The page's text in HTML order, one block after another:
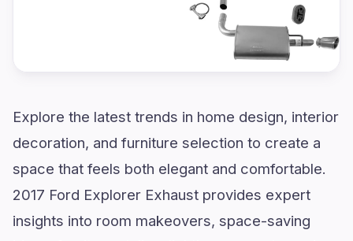
Explore the latest trends in home design, interior
decoration, and furniture selection to create a
space that feels both elegant and comfortable.
2017 Ford Explorer Exhaust provides expert
insights into room makeovers, space-saving